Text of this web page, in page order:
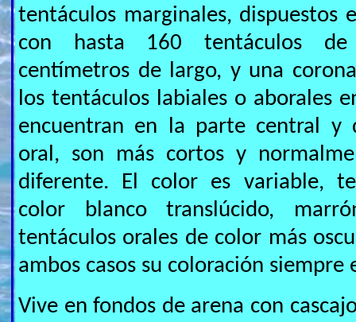
tentáculos marginales, dispuestos
con hasta 160 tentáculos de
centímetros de largo, y una
los tentáculos labiales o aborales
encuentran en la parte central y
oral, son más cortos y
diferente. El color es variable,
color blanco translúcido,
tentáculos orales de color más
ambos casos su coloración siempre
Vive en fondos de arena con